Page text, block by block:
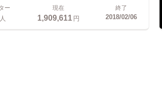
ー
人
現在
1,909,611円
終了
2018/02/06